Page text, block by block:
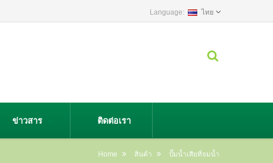
ไทย
ข่าวสาร ติดต่อเรา
Home สินค้า ปั๊มน้ำเสียที่จมน้ำ